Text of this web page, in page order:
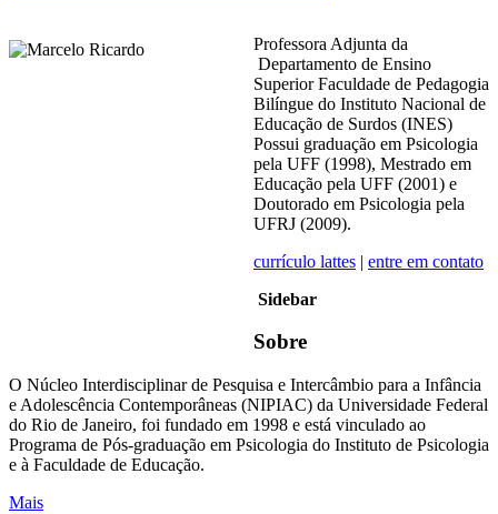
Professora Adjunta da
Departamento de Ensino
Superior Faculdade de Pedagogia
Bilíngue do Instituto Nacional de
Educação de Surdos (INES)
Possui graduação em Psicologia
pela UFF (1998), Mestrado em
Educação pela UFF (2001) e
Doutorado em Psicologia pela
UFRJ (2009).
currículo lattes | entre em contato
Sidebar
Sobre
O Núcleo Interdisciplinar de Pesquisa e Intercâmbio para a Infância
e Adolescência Contemporâneas (NIPIAC) da Universidade Federal
do Rio de Janeiro, foi fundado em 1998 e está vinculado ao
Programa de Pós-graduação em Psicologia do Instituto de Psicologia
e à Faculdade de Educação.
Mais